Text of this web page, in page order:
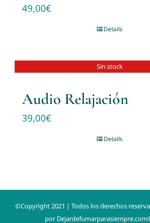
49,00€
Details
Sin stock
Audio Relajación
39,00€
Details
©Copyright 2021 | Todos los derechos
por